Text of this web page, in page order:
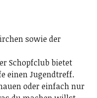
sowie der
Schopfclub bietet
einen Jugendtreff.
oder einfach nur